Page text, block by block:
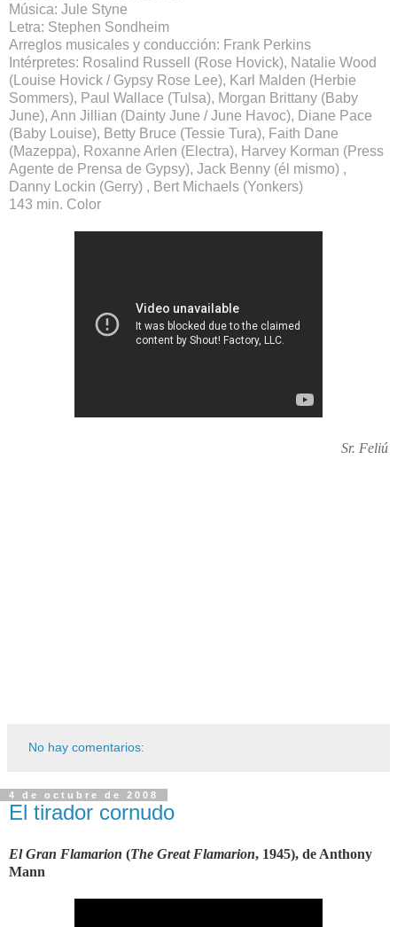
Música: Jule Styne
Letra: Stephen Sondheim
Arreglos musicales y conducción: Frank Perkins
Intérpretes: Rosalind Russell (Rose Hovick), Natalie Wood
(Louise Hovick / Gypsy Rose Lee), Karl Malden (Herbie
Sommers), Paul Wallace (Tulsa), Morgan Brittany (Baby
June), Ann Jillian (Dainty June / June Havoc), Diane Pace
(Baby Louise), Betty Bruce (Tessie Tura), Faith Dane
(Mazeppa), Roxanne Arlen (Electra), Harvey Korman (Press
Agente de Prensa de Gypsy), Jack Benny (él mismo) ,
Danny Lockin (Gerry) , Bert Michaels (Yonkers)
143 min. Color
Sr. Feliú
No hay comentarios:
4 de octubre de 2008
El tirador cornudo
El Gran Flamarion (The Great Flamarion, 1945), de Anthony
Mann